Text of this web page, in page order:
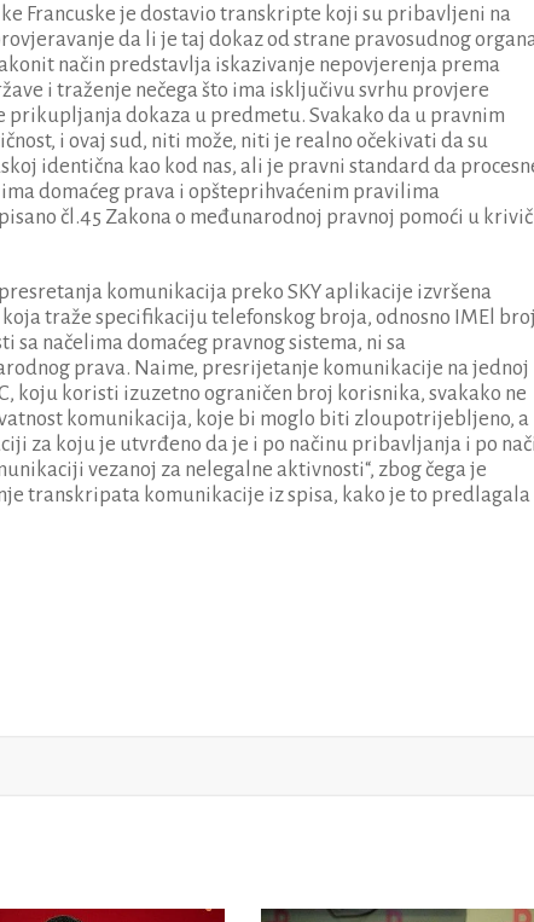
Francuske je dostavio transkripte koji su pribavljeni na
da li je taj dokaz od strane pravosudnog
način predstavlja iskazivanje nepovjerenja prema
i traženje nečega što ima isključivu svrhu provjere
prikupljanja dokaza u predmetu. Svakako da u pravnim
i ovaj sud, niti može, niti je realno očekivati da su
identična kao kod nas, ali je pravni standard da
domaćeg prava i opšteprihvaćenim pravilima
čl.45 Zakona o međunarodnoj pravnoj pomoći u
komunikacija preko SKY aplikacije izvršena
traže specifikaciju telefonskog broja, odnosno IMEl
načelima domaćeg pravnog sistema, ni sa
prava. Naime, presrijetanje komunikacije na jednoj
koju koristi izuzetno ograničen broj korisnika, svakako ne
komunikacija, koje bi moglo biti zloupotrijebljeno, a
za koju je utvrđeno da je i po načinu pribavljanja i po
vezanoj za nelegalne aktivnosti“, zbog čega je
transkripata komunikacije iz spisa, kako je to predlagala